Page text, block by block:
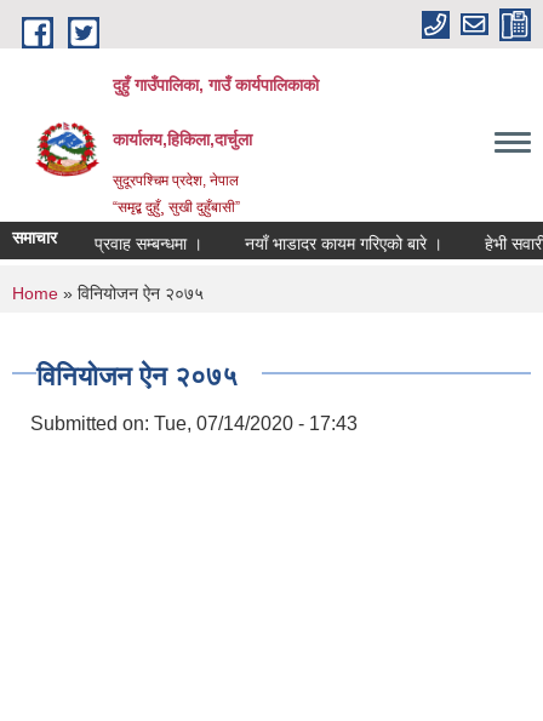
Skip to main content
दुहुँ गाउँपालिका, गाउँ कार्यपालिकाको
कार्यालय,हिकिला,दार्चुला
सुदूरपश्चिम प्रदेश, नेपाल
“समृद्ब दुहुँ¸ सुखी दुहुँबासी”
समाचार
सेवा प्रवाह सम्बन्धमा । नयाँ भाडादर कायम गरिएको बारे । हेभी सवारी
You are here
Home » विनियोजन ऐन २०७५
विनियोजन ऐन २०७५
Submitted on: Tue, 07/14/2020 - 17:43